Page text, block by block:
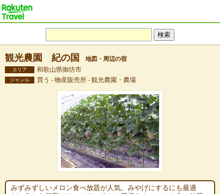
観光農園 紀の国 地図・周辺の宿
エリア 和歌山県御坊市
ジャンル 買う - 物産販売所 - 観光農園・農場
みずみずしいメロン食べ放題が人気。みやげにするにも最適